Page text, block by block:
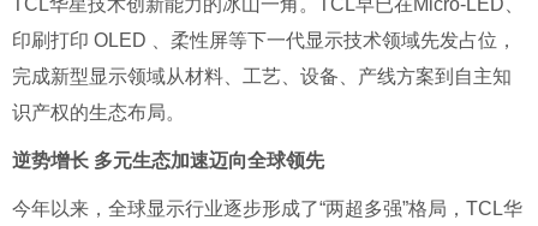
印刷打印 OLED
、柔性屏等下一代显示技术领域先发占位，
完成新型显示领域从材料、工艺、设备、产线方案到自主知
识产权的生态布局。
逆势增长 多元生态加速迈向全球领先
今年以来，全球显示行业逐步形成了“两超多强”格局， TCL华